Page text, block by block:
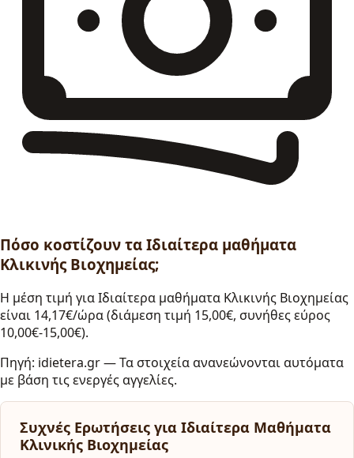
Πόσο κοστίζουν τα Ιδιαίτερα μαθήματα
Κλικινής Βιοχημείας;
Η μέση τιμή για Ιδιαίτερα μαθήματα Κλικινής Βιοχημείας
είναι 14,17€/ώρα (διάμεση τιμή 15,00€, συνήθες εύρος
10,00€-15,00€).
Πηγή: idietera.gr — Τα στοιχεία ανανεώνονται αυτόματα
με βάση τις ενεργές αγγελίες.
Συχνές Ερωτήσεις για Ιδιαίτερα Μαθήματα
Κλινικής Βιοχημείας